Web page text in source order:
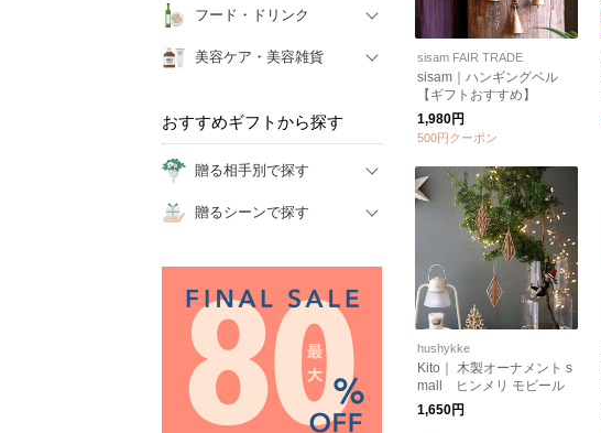
フード・ドリンク
美容ケア・美容雑貨
おすすめギフトから探す
贈る相手別で探す
贈るシーンで探す
sisam FAIR TRADE
sisam｜ハンギングベル
【ギフトおすすめ】
1,980円
500円クーポン
hushykke
Kito｜ 木製オーナメント s
mall ヒンメリ モビール
1,650円